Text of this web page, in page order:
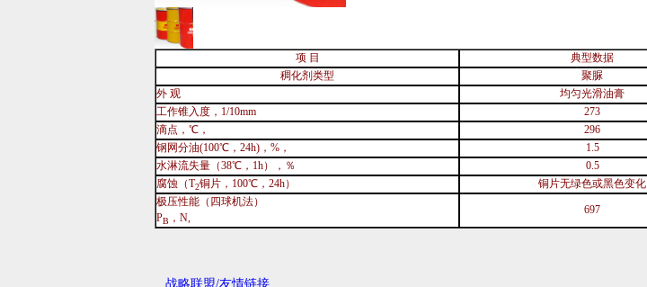
项 目 典型数据
稠化剂类型
聚脲
外 观 均匀光滑油膏
工作锥入度， 1/10mm 273
滴点，℃，
296
钢网分油(100℃，24h) ，% ， 1.5
水淋流失量（38℃， 1h），％ 0.5
腐蚀（T2铜片， 100℃，24h） 铜片无绿色或黑色变化
极压性能（四球机法）
PB ，N,
697
战略联盟/友情链接